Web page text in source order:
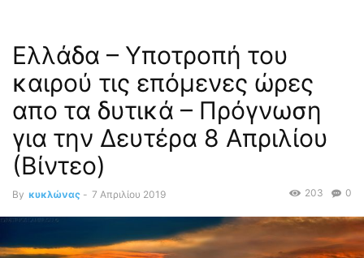
Ελλάδα – Υποτροπή του
καιρού τις επόμενες ώρες
απο τα δυτικά – Πρόγνωση
για την Δευτέρα 8 Απριλίου
(Βίντεο)
By κυκλώνας - 7 Απριλίου 2019 0
203